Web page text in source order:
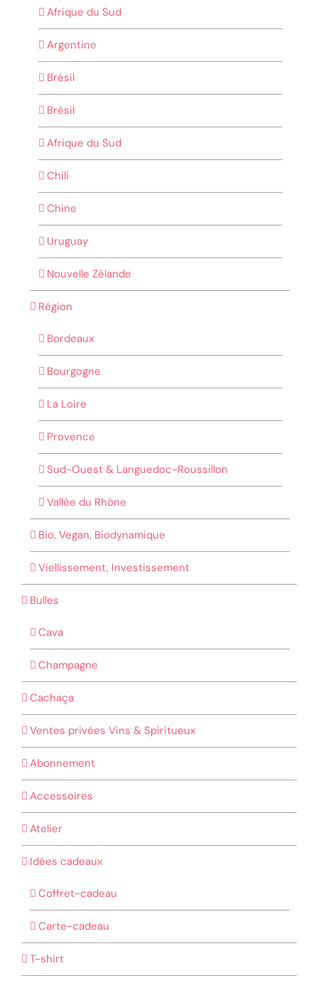
Afrique du Sud
Argentine
Brésil
Brésil
Afrique du Sud
Chili
Chine
Uruguay
Nouvelle Zélande
Région
Bordeaux
Bourgogne
La Loire
Provence
Sud-Ouest & Languedoc-Roussillon
Vallée du Rhône
Bio, Vegan, Biodynamique
Viellissement, Investissement
Bulles
Cava
Champagne
Cachaça
Ventes privées Vins & Spiritueux
Abonnement
Accessoires
Atelier
Idées cadeaux
Coffret-cadeau
Carte-cadeau
T-shirt